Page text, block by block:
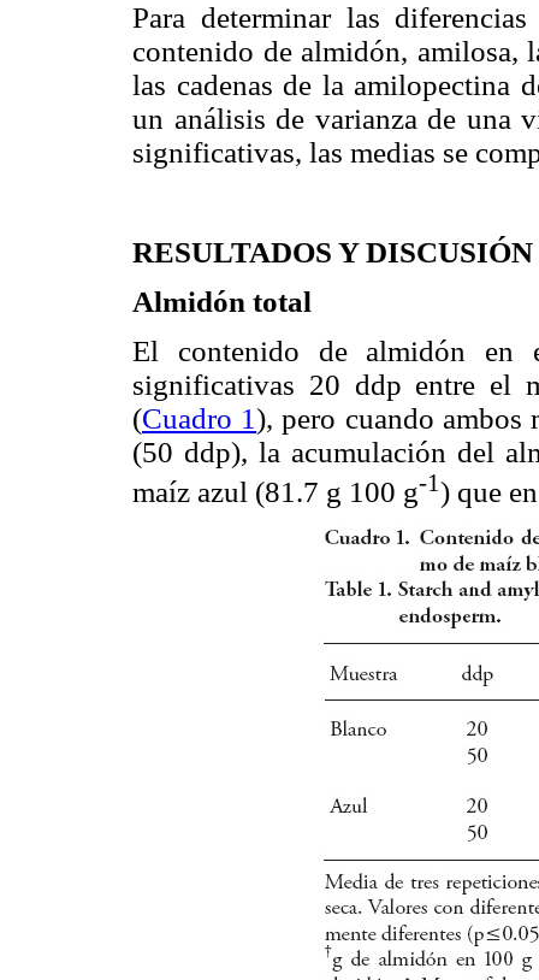
Para determinar las
contenido de almidón, amilosa,
las cadenas de la amilopectina
un análisis de varianza de una
significativas, las medias se
RESULTADOS Y DISCUSIÓN
Almidón total
El contenido de almidón en
significativas 20 ddp entre el
(Cuadro 1), pero cuando ambos
(50 ddp), la acumulación del
maíz azul (81.7 g 100 g-1) que